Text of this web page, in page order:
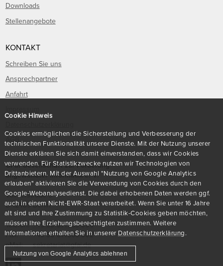
Cookie Hinweis
Cookies ermöglichen die Sicherstellung und Verbesserung der
technischen Funktionalität unserer Dienste. Mit der Nutzung unserer
Dienste erklären Sie sich damit einverstanden, dass wir Cookies
verwenden. Für Statistikzwecke nutzen wir Technologien von
Drittanbietern. Mit der Auswahl "Nutzung von Google Analytics
erlauben" aktivieren Sie die Verwendung von Cookies durch den
Google-Webanalysedienst. Die dabei erhobenen Daten werden ggf.
auch in einem Nicht-EWR-Staat verarbeitet. Wenn Sie unter 16 Jahre
alt sind und Ihre Zustimmung zu Statistik-Cookies geben möchten,
müssen Ihre Erziehungsberechtigten zustimmen. Weitere
Informationen erhalten Sie in unserer Datenschutzerklärung.
Nutzung von Google Analytics ablehnen
Downloads
Stellenangebote
KONTAKT
Schreiben Sie uns
Ansprechpartner
Anfahrt
AGB
GFaI Gesellschaft zur Förderung
angewandter Informatik e. V.
Volmerstraße 3
D-12489 Berlin
Telefon: +49 30 814563-300
Fax:
+49 30 814563-302
eMail:
sekretariat@gfai.de